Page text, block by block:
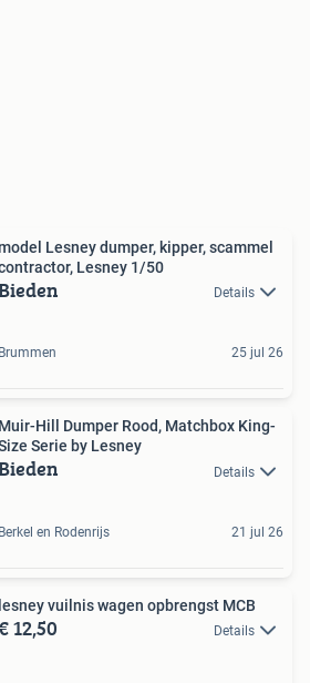
Lesney dumper, kipper, scammel
Lesney 1/50
Details
Brummen 25 jul 26
Muir-Hill Dumper Rood, Matchbox King-
Serie by Lesney
Details
Berkel en Rodenrijs 21 jul 26
lesney vuilnis wagen opbrengst MCB
12,50 Details